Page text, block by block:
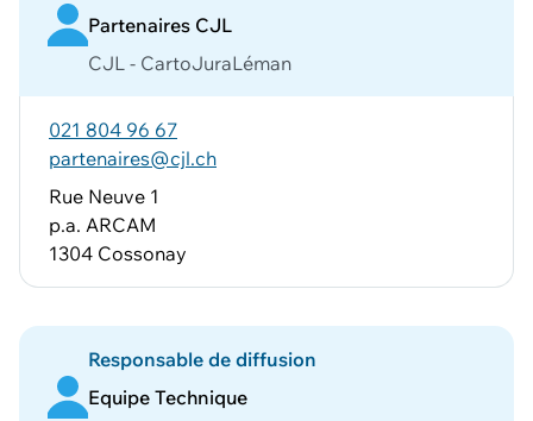
Partenaires CJL
CJL - CartoJuraLéman
021 804 96 67
partenaires@cjl.ch
Rue Neuve 1
p.a. ARCAM
1304 Cossonay
Responsable de diffusion
Equipe Technique